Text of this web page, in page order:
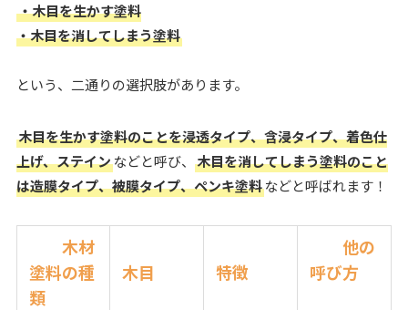
・木目を生かす塗料
・木目を消してしまう塗料
という、二通りの選択肢があります。
木目を生かす塗料のことを浸透タイプ、含浸タイプ、着色仕
上げ、ステインなどと呼び、 木目を消してしまう塗料のこと
は造膜タイプ、被膜タイプ、ペンキ塗料などと呼ばれます！
木材
塗料の種
類
木目 特徴
他の
呼び方